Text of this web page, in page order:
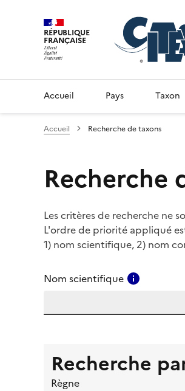
RÉPUBLIQUE
FRANÇAISE
Accueil Pays Taxon
Accueil Recherche de taxons
Recherche
Les critères de recherche ne
L'ordre de priorité appliqué
1) nom scientifique, 2) nom
Nom scientifique
Recherche
Règne